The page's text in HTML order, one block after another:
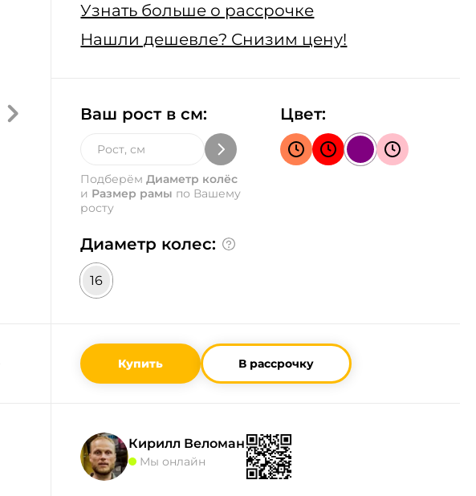
Узнать больше о рассрочке
Нашли дешевле? Снизим цену!
Ваш рост в см:
ПодберёмДиаметр колёс
и Размер рамы по Вашему
росту
Цвет:
Диаметр колес:
16
Купить В рассрочку
Кирилл Веломан
Мы онлайн